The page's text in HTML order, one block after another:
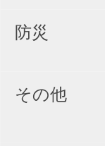
防災
その他